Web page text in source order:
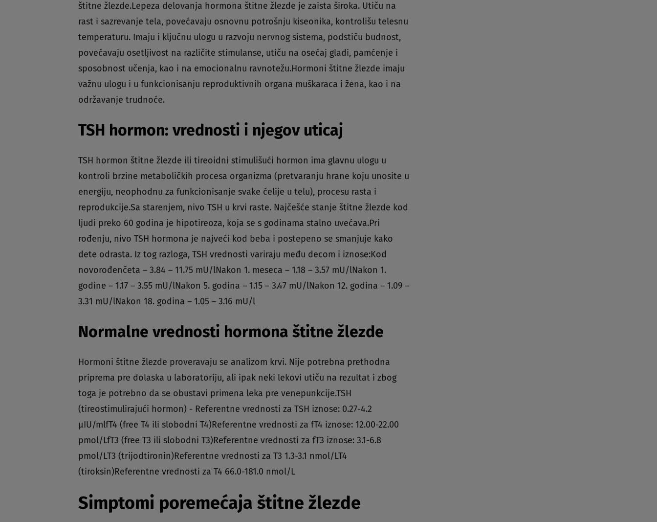
štitne žlezde.Lepeza delovanja hormona štitne žlezde je zaista široka. Utiču na
rast i sazrevanje tela, povećavaju osnovnu potrošnju kiseonika, kontrolišu telesnu
temperaturu. Imaju i ključnu ulogu u razvoju nervnog sistema, podstiču budnost,
povećavaju osetljivost na različite stimulanse, utiču na osećaj gladi, pamćenje i
sposobnost učenja, kao i na emocionalnu ravnotežu.Hormoni štitne žlezde imaju
važnu ulogu i u funkcionisanju reproduktivnih organa muškaraca i žena, kao i na
održavanje trudnoće.
TSH hormon: vrednosti i njegov uticaj
TSH hormon štitne žlezde ili tireoidni stimulišući hormon ima glavnu ulogu u
kontroli brzine metaboličkih procesa organizma (pretvaranju hrane koju unosite u
energiju, neophodnu za funkcionisanje svake ćelije u telu), procesu rasta i
reprodukcije.Sa starenjem, nivo TSH u krvi raste. Najčešće stanje štitne žlezde kod
ljudi preko 60 godina je hipotireoza, koja se s godinama stalno uvećava.Pri
rođenju, nivo TSH hormona je najveći kod beba i postepeno se smanjuje kako
dete odrasta. Iz tog razloga, TSH vrednosti variraju među decom i iznose:Kod
novorođenčeta – 3.84 – 11.75 mU/lNakon 1. meseca – 1.18 – 3.57 mU/lNakon 1.
godine – 1.17 – 3.55 mU/lNakon 5. godina – 1.15 – 3.47 mU/lNakon 12. godina – 1.09 –
3.31 mU/lNakon 18. godina – 1.05 – 3.16 mU/l
Normalne vrednosti hormona štitne žlezde
Hormoni štitne žlezde proveravaju se analizom krvi. Nije potrebna prethodna
priprema pre dolaska u laboratoriju, ali ipak neki lekovi utiču na rezultat i zbog
toga je potrebno da se obustavi primena leka pre venepunkcije.TSH
(tireostimulirajući hormon) - Referentne vrednosti za TSH iznose: 0.27-4.2
μIU/mlfT4 (free T4 ili slobodni T4)Referentne vrednosti za fT4 iznose: 12.00-22.00
pmol/LfT3 (free T3 ili slobodni T3)Referentne vrednosti za fT3 iznose: 3.1-6.8
pmol/LT3 (trijodtironin)Referentne vrednosti za T3 1.3-3.1 nmol/LT4
(tiroksin)Referentne vrednosti za T4 66.0-181.0 nmol/L
Simptomi poremećaja štitne žlezde